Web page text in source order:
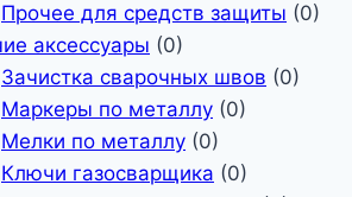
Прочее для средств защиты (0)
аксессуары (0)
Зачистка сварочных швов (0)
Маркеры по металлу (0)
Мелки по металлу (0)
Ключи газосварщика (0)